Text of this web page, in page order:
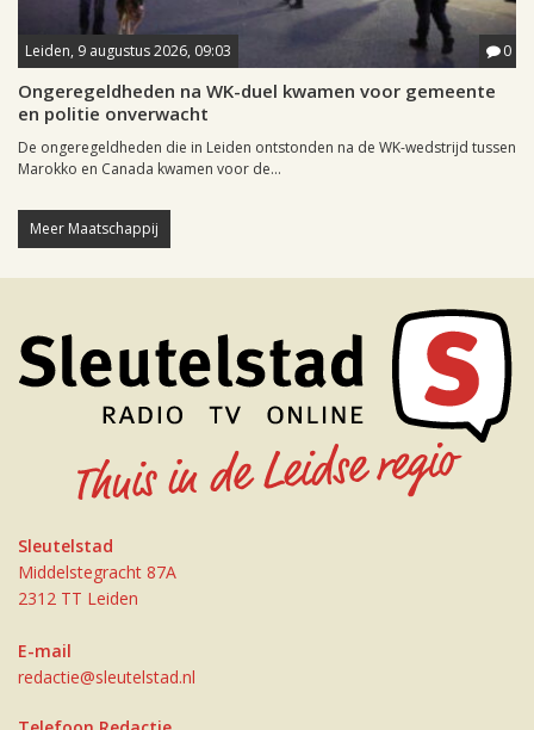
Leiden, 9 augustus 2026, 09:03 0
Ongeregeldheden na WK-duel kwamen voor gemeente
en politie onverwacht
De ongeregeldheden die in Leiden ontstonden na de WK-wedstrijd tussen
Marokko en Canada kwamen voor de...
Meer Maatschappij
Sleutelstad
Middelstegracht 87A
2312 TT Leiden
E-mail
redactie@sleutelstad.nl